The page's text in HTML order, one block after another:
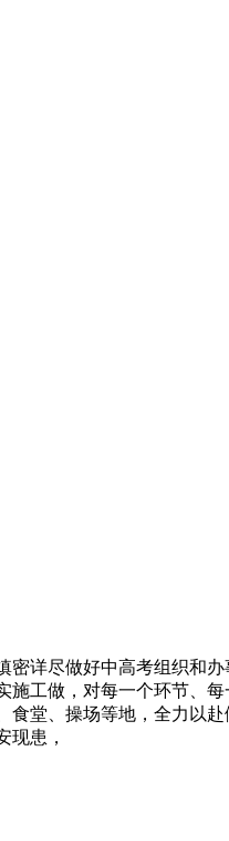
详尽做好中高考组织和办
工做，对每一个环节、
堂、操场等地，全力以
现患，